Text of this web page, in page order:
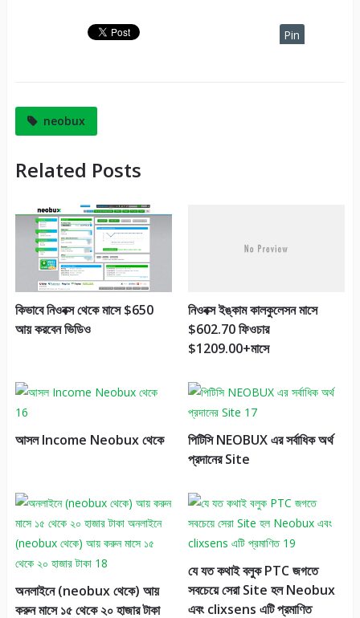
Pin
neobux
Related Posts
কিভাবে নিওবক্স থেকে মাসে $650
আয় করবেন ভিডিও
নিওবক্স ইঙ্কাম কালকুলেসন মাসে
$602.70 ফিওচার
$1209.00+মাসে
আসল Income Neobux থেকে
পিটিসি NEOBUX এর সর্বাধিক অর্থ
প্রদানের Site
অনলাইনে (neobux থেকে) আয়
করুন মাসে ১৫ থেকে ২০ হাজার টাকা
যে যত কথাই বলুক PTC জগতে
সবচেয়ে সেরা Site হল Neobux
এবং clixsens এটি প্রমাণিত